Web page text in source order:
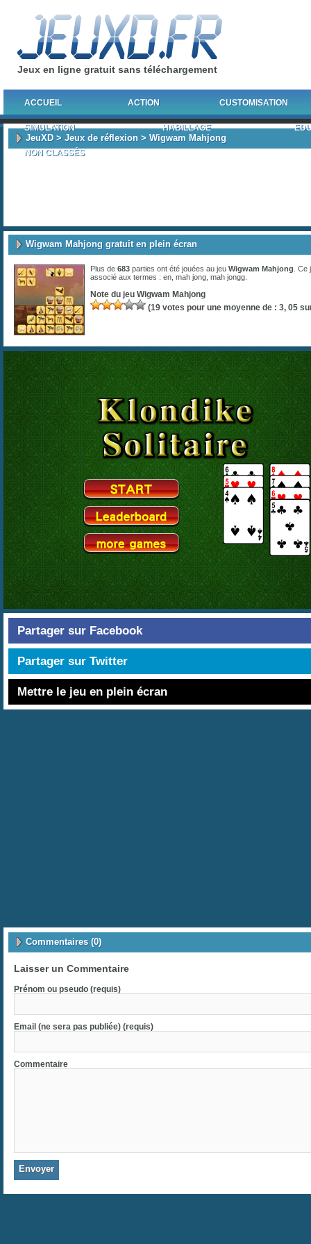
Jeux en ligne gratuit sans téléchargement
ACCUEIL ACTION CUSTOMISATION
SIMULATION HABILLAGE
NON CLASSÉS
JeuXD> Jeux de réflexion > Wigwam Mahjong
Wigwam Mahjong gratuit en plein écran
Plus de 683 parties ont été jouées au jeu Wigwam Mahjong .
associé aux termes : en mah jong mah jongg
Note du jeu Wigwam Mahjong
(19 votes pour une moyenne de : 3, 05
Partager sur Facebook
Partager sur Twitter
Mettre le jeu en plein écran
Commentaires (0)
Laisser un Commentaire
Prénom ou pseudo (requis)
Email (ne sera pas publiée) (requis)
Commentaire